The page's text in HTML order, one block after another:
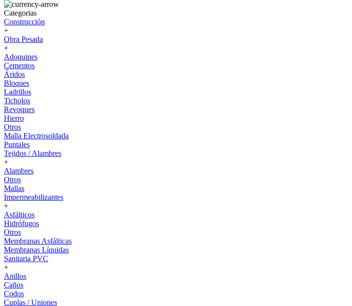
Categorias
Construcción
+
Obra Pesada
+
Adoquines
Cementos
Áridos
Bloques
Ladrillos
Ticholos
Revoques
Hierro
Otros
Malla Electrosoldada
Puntales
Tejidos / Alambres
+
Alambres
Otros
Mallas
Impermeabilizantes
+
Asfálticos
Hidrófugos
Otros
Membranas Asfálticas
Membranas Líquidas
Sanitaria PVC
+
Anillos
Caños
Codos
Cuplas / Uniones